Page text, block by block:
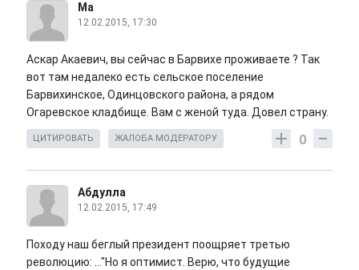
Ма
12.02.2015, 17:30
Аскар Акаевич, вы сейчас в Барвихе проживаете ? Так
вот там недалеко есть сельское поселение
Барвихинское, Одинцовского района, а рядом
Огаревское кладбище. Вам с женой туда. Довел страну.
0
ЦИТИРОВАТЬ ЖАЛОБА МОДЕРАТОРУ
Абдулла
12.02.2015, 17:49
Походу наш беглый президент поощряет третью
революцию: ..."Но я оптимист. Верю, что будущие